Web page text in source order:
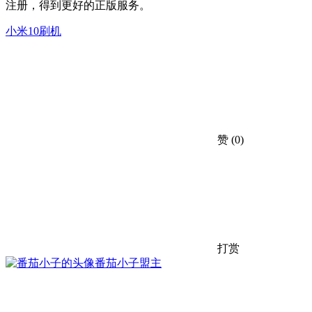
注册，得到更好的正版服务。
小米10刷机
赞 (0)
打赏
番茄小子盟主